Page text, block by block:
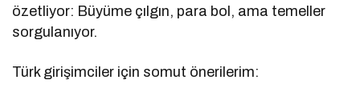
özetliyor: Büyüme çılgın, para bol, ama temeller
sorgulanıyor.
Türk girişimciler için somut önerilerim: